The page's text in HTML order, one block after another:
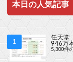
本日の人気記事
任天堂
946万
5,300件